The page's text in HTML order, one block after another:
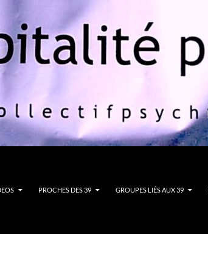
PROCHES DES 39 GROUPES LIÉS AUX 39